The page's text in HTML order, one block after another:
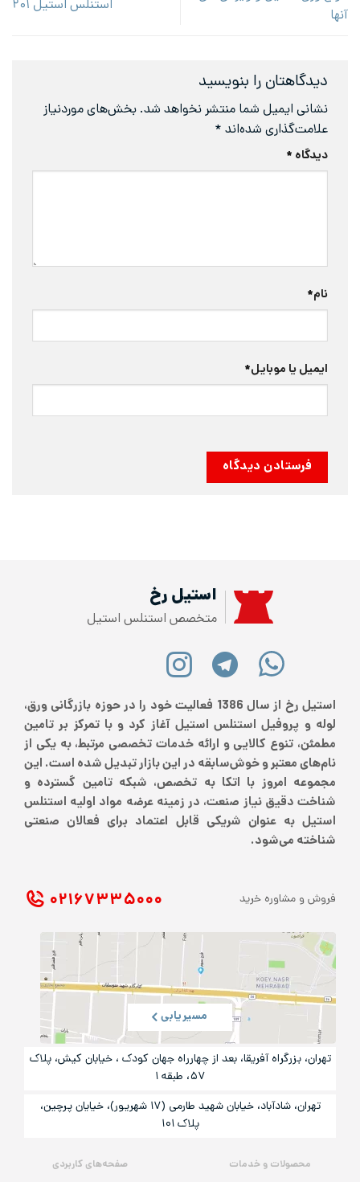
آنها
استنلس استیل ۲۰۱
دیدگاهتان را بنویسید
نشانی ایمیل شما منتشر نخواهد شد. بخش‌های موردنیاز
علامت‌گذاری شده‌اند *
دیدگاه *
نام*
ایمیل یا موبایل*
استیل رخ
متخصص استنلس استیل
استیل رخ از سال 1386 فعالیت خود را در حوزه بازرگانی ورق،
لوله و پروفیل استنلس استیل آغاز کرد و با تمرکز بر تامین
مطمئن، تنوع کالایی و ارائه خدمات تخصصی مرتبط، به یکی از
نام‌های معتبر و خوش‌سابقه در این بازار تبدیل شده است. این
مجموعه امروز با اتکا به تخصص، شبکه تامین گسترده و
شناخت دقیق نیاز صنعت، در زمینه عرضه مواد اولیه استنلس
استیل به عنوان شریکی قابل اعتماد برای فعالان صنعتی
شناخته می‌شود.
محصولات و خدمات
صفحه‌های کاربردی
فروش و مشاوره خرید ۰۲۱ ۶۷۳۳۵۰۰۰
مسیریابی
تهران، بزرگراه آفریقا، بعد از چهارراه جهان کودک ، خیابان کیش، پلاک
۵۷، طبقه ۱
تهران، شادآباد، خیابان شهید طارمی (۱۷ شهریور)، خیایان پرچین،
پلاک ۱۰۱